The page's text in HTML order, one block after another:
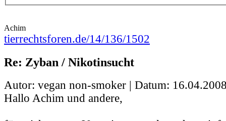
Achim
tierrechtsforen.de/14/136/1502
Re: Zyban / Nikotinsucht
Autor: vegan non-smoker | Datum:
Hallo Achim und andere,